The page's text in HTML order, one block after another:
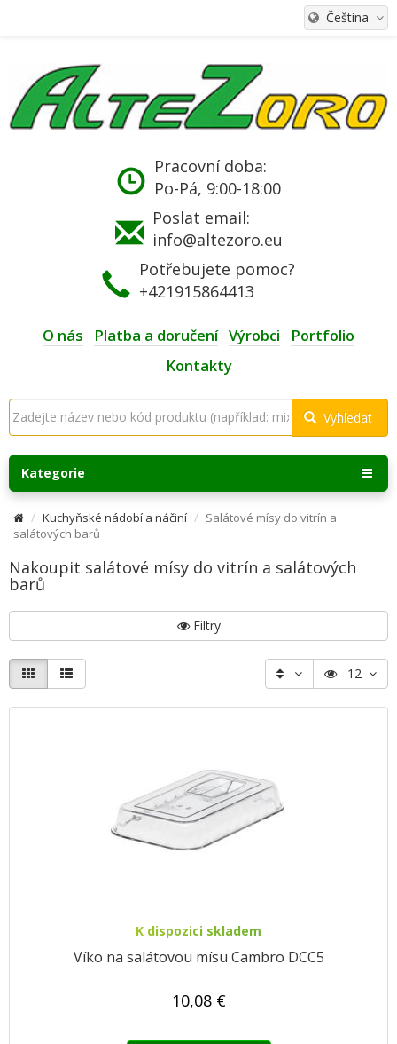
Čeština
Pracovní doba:
Po-Pá, 9:00-18:00
Poslat email:
info@altezoro.eu
Potřebujete pomoc?
+421915864413
O nás Platba a doručení Výrobci
Portfolio
Kontakty
Vyhledat
Kategorie
Kuchyňské nádobí a náčiní
Salátové mísy do vitrín a
salátových barů
Nakoupit salátové mísy do vitrín a salátových
barů
Filtry
12
K dispozici skladem
Víko na salátovou mísu Cambro DCC5
10,08 €